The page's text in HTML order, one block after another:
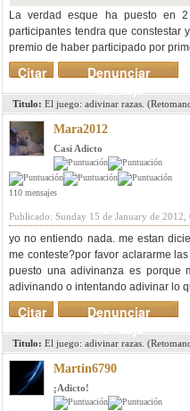
La verdad esque ha puesto en
participantes tendra que constestar
premio de haber participado por
Denunciar
mensaje
Citar
Titulo: El juego: adivinar razas.
Mara2012
Casi Adicto
110 mensajes
Publicado: Sunday 15 de January de 2012,
yo no entiendo nada. me estan
me conteste?por favor aclararme
puesto una adivinanza es porque
adivinando o intentando adivinar lo
Denunciar
mensaje
Citar
Titulo: El juego: adivinar razas.
Martin6790
¡Adicto!